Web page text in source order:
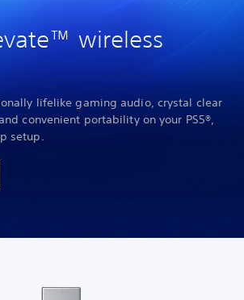
wireless
lifelike gaming audio, crystal clear
convenient portability on your PS5®,
setup.